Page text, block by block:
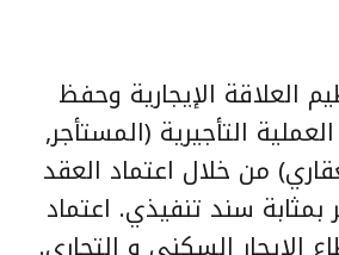
العلاقة الإيجارية وحفظ
التأجيرية (المستأجر,
من خلال اعتماد العقد
بمثابة سند تنفيذي. اعتماد